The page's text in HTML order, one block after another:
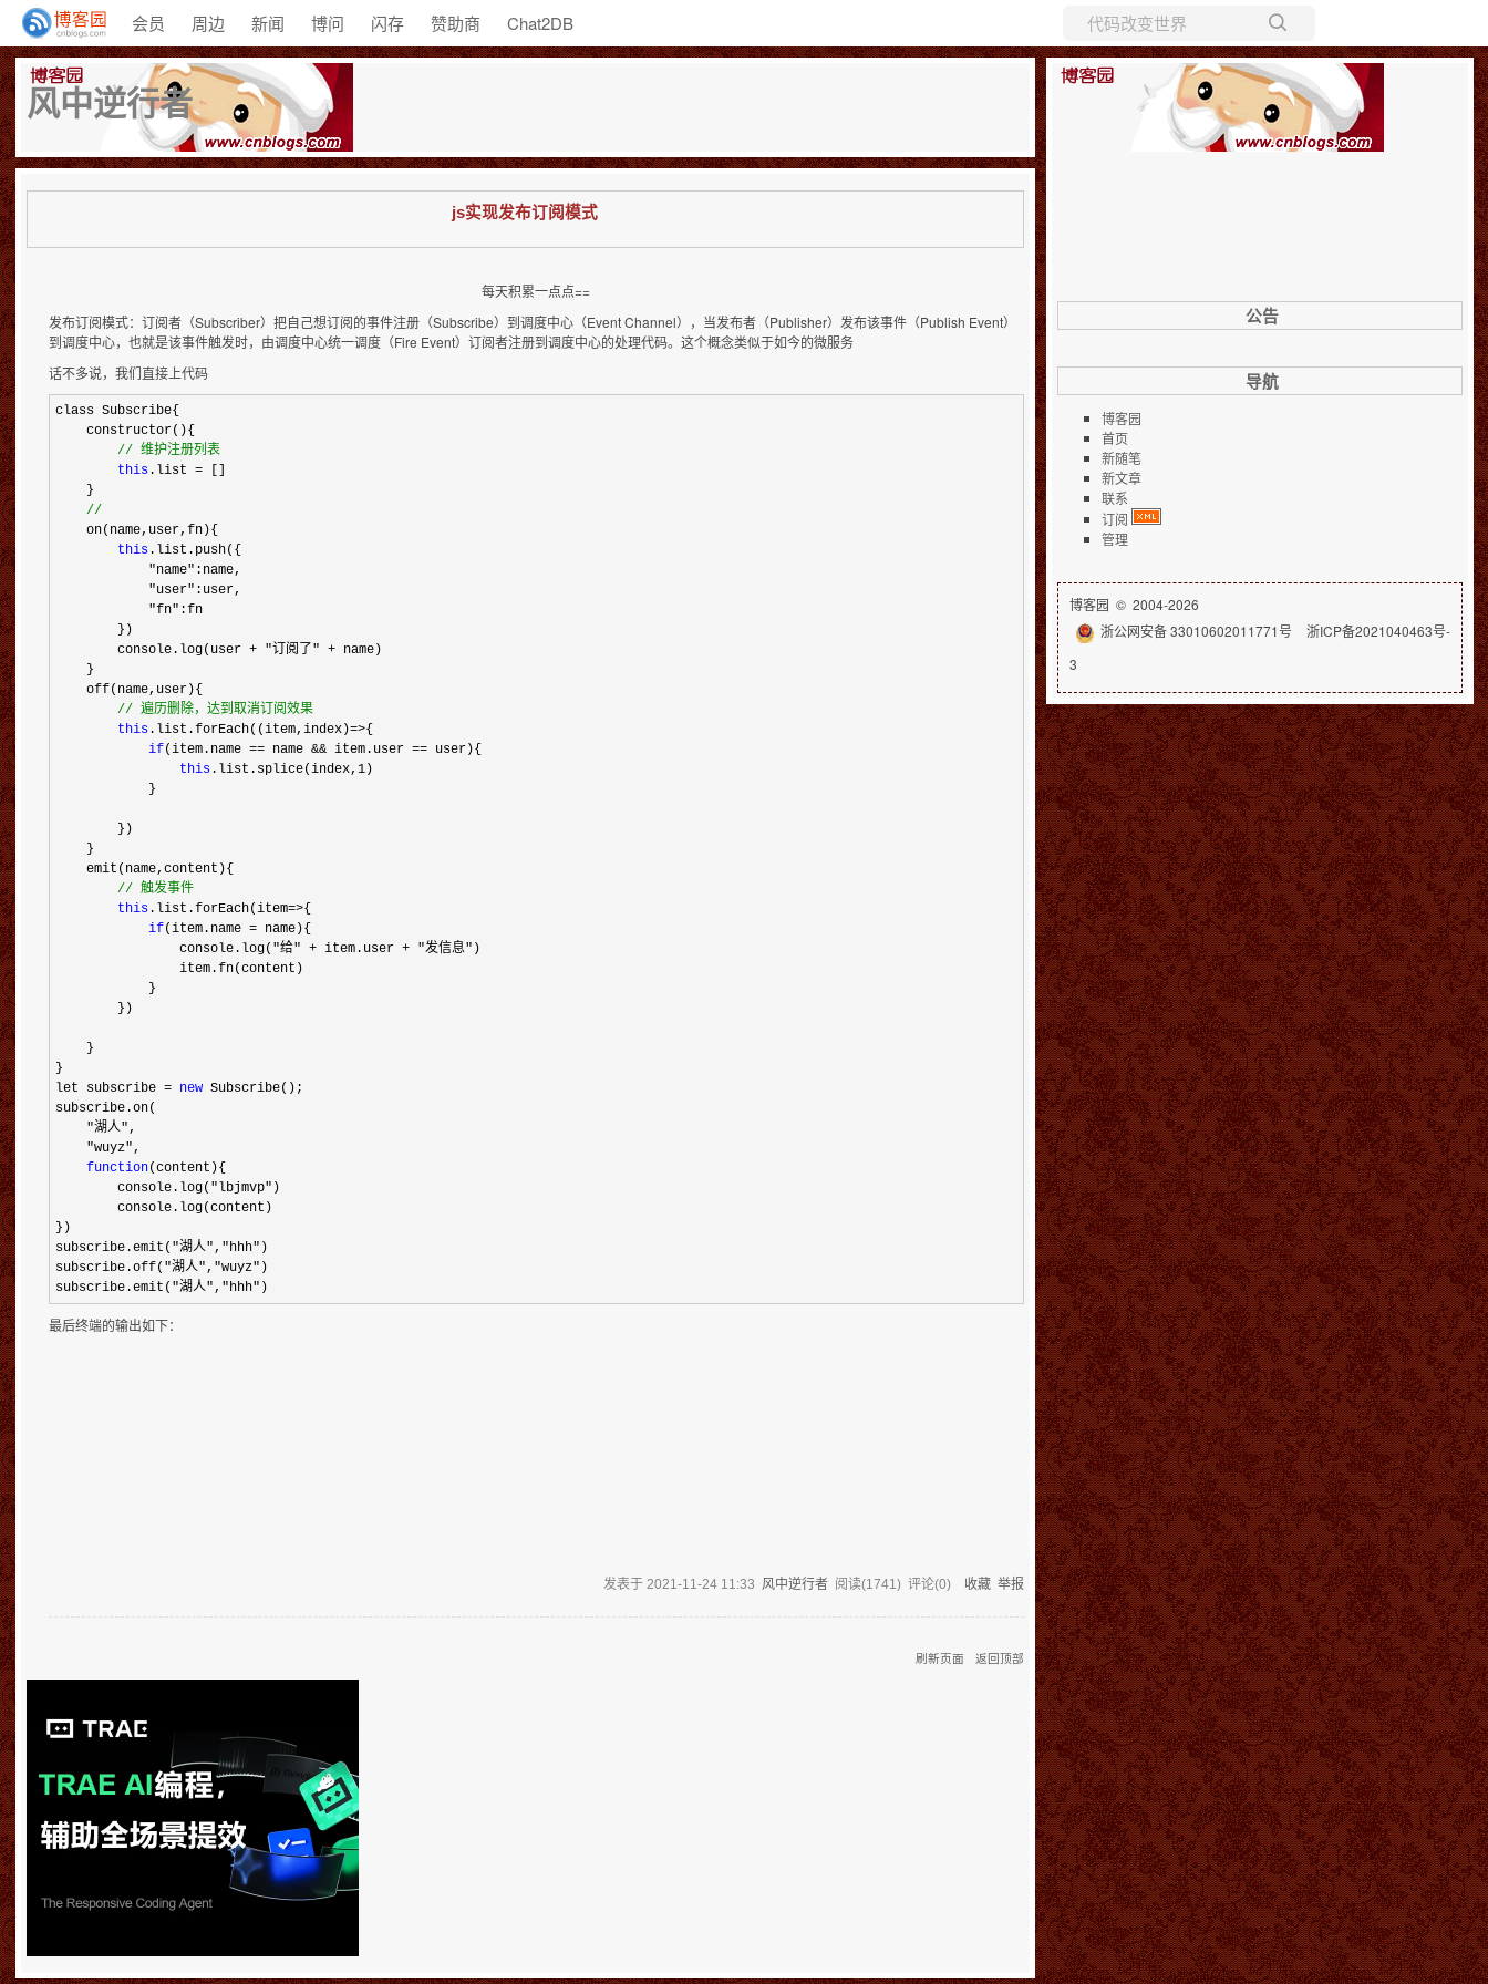
会员 周边 新闻 博问 闪存 赞助商 Chat2DB
所有博客
当前博客
风中逆行者
js实现发布订阅模式
每天积累一点点==
发布订阅模式：订阅者（Subscriber）把自己想订阅的事件注册（Subscribe）到调度中心（Event Channel），当发布者（Publisher）发布该事件（Publish Event）
到调度中心，也就是该事件触发时，由调度中心统一调度（Fire Event）订阅者注册到调度中心的处理代码。这个概念类似于如今的微服务
话不多说，我们直接上代码
class Subscribe{
    constructor(){
// 维护注册列表
this.list = []
    }
//
    on(name,user,fn){
this.list.push({
"name" :name,
"user" :user,
"fn" :fn
        })
        console.log(user
+ "订阅了" + name)
    }
    off(name,user){
// 遍历删除，达到取消订阅效果
this.list.forEach((item,index)=>{
if(item.name == name && item.user == user){
this.list.splice(index,1)
            }
        })
    }
    emit(name,content){
// 触发事件
this.list.forEach(item=>{
if(item.name = name){
                console.log(
"给" + item.user + "发信息" )
                item.fn(content)
            }
        })
    }
}
let subscribe = new Subscribe();
subscribe.on(
"湖人",
"wuyz",
function(content){
        console.log(
"lbjmvp" )
        console.log(content)
})
subscribe.emit( "湖人","hhh" )
subscribe.off( "湖人","wuyz" )
subscribe.emit( "湖人","hhh")
最后终端的输出如下：
发表于 2021-11-24 11:33 风中逆行者阅读(1741) 评论(0) 收藏 举报
刷新页面 返回顶部
公告
导航
博客园
首页
新随笔
新文章
联系
订阅
管理
博客园 © 2004-2026
浙公网安备 33010602011771号
浙ICP备2021040463号-
3